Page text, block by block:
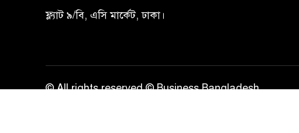
ফ্ল্যাট ৯/বি, এসি মার্কেট, ঢাকা।
© All rights reserved © Business Bangladesh